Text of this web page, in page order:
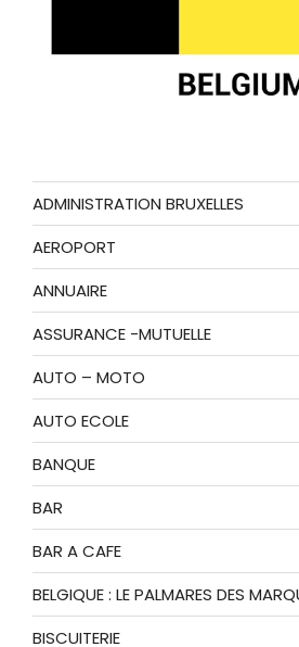
ADMINISTRATION BRUXELLES
AEROPORT
ANNUAIRE
ASSURANCE -MUTUELLE
AUTO – MOTO
AUTO ECOLE
BANQUE
BAR
BAR A CAFE
BELGIQUE : LE PALMARES DES
BISCUITERIE